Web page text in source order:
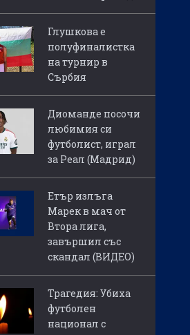
Глушкова е
полуфиналистка
на турнир в
Сърбия
Диоманде посочи
любимия си
футболист, играл
за Реал (Мадрид)
Етър излъга
Марек в мач от
Втора лига,
завършил със
скандал (ВИДЕО)
Трагедия: Убиха
футболен
национал с